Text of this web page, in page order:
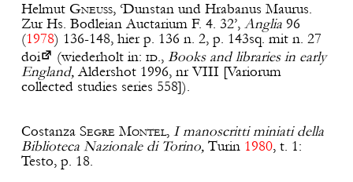
Helmut Gneuss, ‘Dunstan und Hrabanus Maurus.
Zur Hs. Bodleian Auctarium F. 4. 32’, Anglia 96
(1978) 136-148, hier p. 136 n. 2, p. 143sq. mit n. 27
doi
(wiederholt in: id., Books and libraries in early
England,Aldershot 1996, nr VIII [Variorum
collected studies series 558]).
Costanza Segre Montel, I manoscritti miniati della
Biblioteca Nazionale di Torino, Turin 1980, t. 1:
Testo, p. 18.